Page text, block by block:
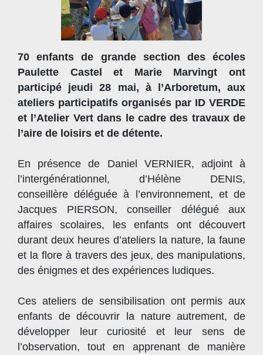
70 enfants de grande section des écoles
Paulette Castel et Marie Marvingt ont
participé jeudi 28 mai, à l’Arboretum, aux
ateliers participatifs organisés par ID VERDE
et l’Atelier Vert dans le cadre des travaux de
l’aire de loisirs et de détente.
En présence de Daniel VERNIER, adjoint à
l’intergénérationnel, d’Hélène DENIS,
conseillère déléguée à l’environnement, et de
Jacques PIERSON, conseiller délégué aux
affaires scolaires, les enfants ont découvert
durant deux heures d’ateliers la nature, la faune
et la flore à travers des jeux, des manipulations,
des énigmes et des expériences ludiques.
Ces ateliers de sensibilisation ont permis aux
enfants de découvrir la nature autrement, de
développer leur curiosité et leur sens de
l’observation, tout en apprenant de manière